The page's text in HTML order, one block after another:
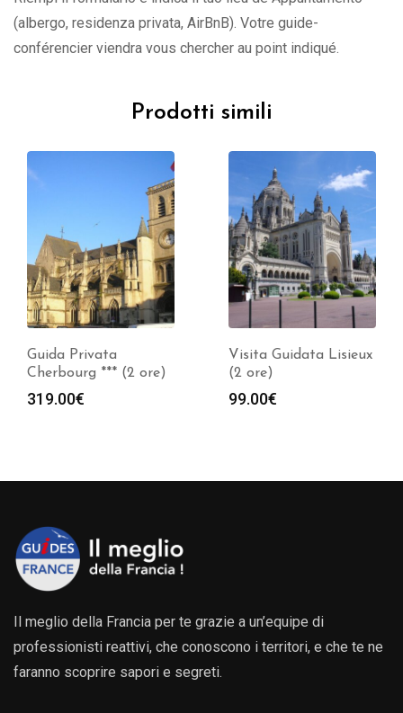
(albergo, residenza privata, AirBnB). Votre guide-
conférencier viendra vous chercher au point indiqué.
Prodotti simili
Visita Guidata Lisieux
(2 ore)
99.00€
Guida Privata
Cabourg *** (2 ore)
319.00
Il meglio della Francia per te grazie a un’equipe di
professionisti reattivi, che conoscono i territori, e che te ne
faranno scoprire sapori e segreti.